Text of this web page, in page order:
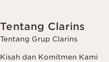
Tentang Clarins
Tentang Grup Clarins
Kisah dan Komitmen Kami